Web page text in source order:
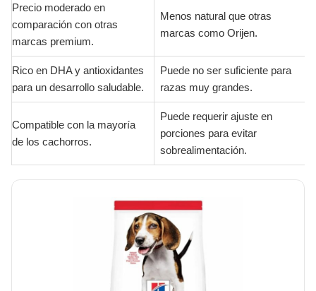
Precio moderado en
comparación con otras
marcas premium.
Menos natural que otras
marcas como Orijen.
Rico en DHA y antioxidantes
para un desarrollo saludable.
Puede no ser suficiente para
razas muy grandes.
Compatible con la mayoría
de los cachorros.
Puede requerir ajuste en
porciones para evitar
sobrealimentación.